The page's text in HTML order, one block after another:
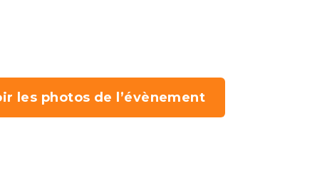
les photos de l’évènement